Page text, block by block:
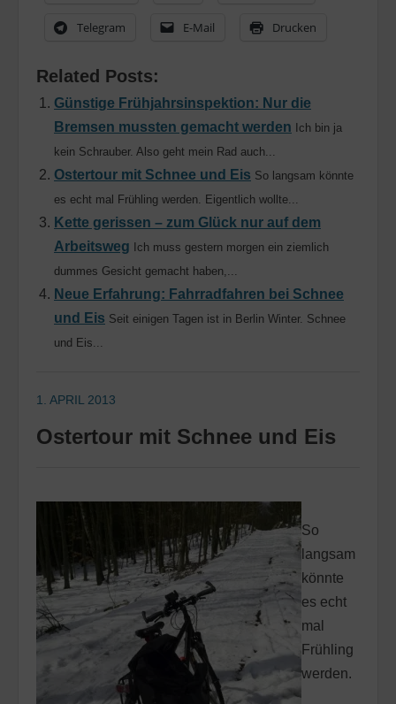
Telegram E-Mail Drucken
Related Posts:
Günstige Frühjahrsinspektion: Nur die
Bremsen mussten gemacht werden Ich bin ja
kein Schrauber. Also geht mein Rad auch...
Ostertour mit Schnee und Eis So langsam könnte
es echt mal Frühling werden. Eigentlich wollte...
Kette gerissen – zum Glück nur auf dem
Arbeitsweg Ich muss gestern morgen ein ziemlich
dummes Gesicht gemacht haben,...
Neue Erfahrung: Fahrradfahren bei Schnee
und Eis Seit einigen Tagen ist in Berlin Winter. Schnee
und Eis...
1. APRIL 2013
Ostertour mit Schnee und Eis
So
langsam
könnte
es echt
mal
Frühling
werden.